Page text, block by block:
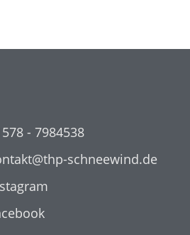
- 7984538
schneewind.de